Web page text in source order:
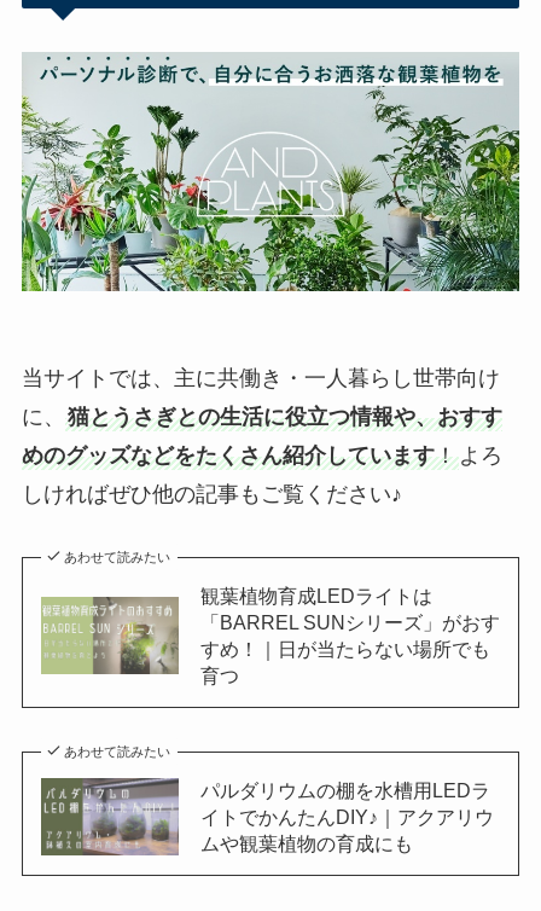
当サイトでは、主に共働き・一人暮らし世帯向け
に、 猫とうさぎとの生活に役立つ情報や、おすす
めのグッズなどをたくさん紹介しています！よろ
しければぜひ他の記事もご覧ください♪
あわせて読みたい
観葉植物育成LEDライトは
「BARREL SUNシリーズ」がおす
すめ！｜日が当たらない場所でも
育つ
あわせて読みたい
パルダリウムの棚を水槽用LEDラ
イトでかんたんDIY♪｜アクアリウ
ムや観葉植物の育成にも